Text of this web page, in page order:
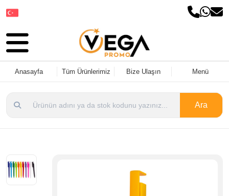
Anasayfa Tüm Ürünlerimiz Bize Ulaşın Menü
Ara